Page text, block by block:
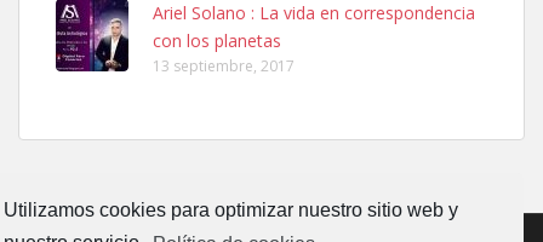
Utilizamos cookies para optimizar nuestro sitio web y
Adopcion
Busco casa de acogida para mi perrita ya que por temas de trabajo
no la puedo tener. Solo gente r...
Ariel Solano : La vida en correspondencia
con los planetas
13 septiembre, 2017